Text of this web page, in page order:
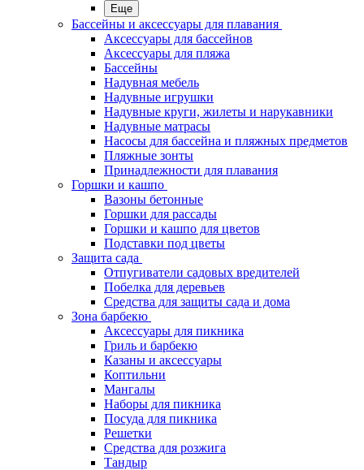
Еще
Бассейны и аксессуары для плавания
Аксессуары для бассейнов
Аксессуары для пляжа
Бассейны
Надувная мебель
Надувные игрушки
Надувные круги, жилеты и нарукавники
Надувные матрасы
Насосы для бассейна и пляжных предметов
Пляжные зонты
Принадлежности для плавания
Горшки и кашпо
Вазоны бетонные
Горшки для рассады
Горшки и кашпо для цветов
Подставки под цветы
Защита сада
Отпугиватели садовых вредителей
Побелка для деревьев
Средства для защиты сада и дома
Зона барбекю
Аксессуары для пикника
Гриль и барбекю
Казаны и аксессуары
Коптильни
Мангалы
Наборы для пикника
Посуда для пикника
Решетки
Средства для розжига
Тандыр